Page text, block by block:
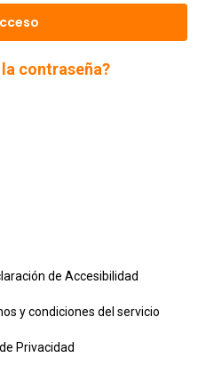
contraseña?
de Accesibilidad
y condiciones del servicio
Privacidad